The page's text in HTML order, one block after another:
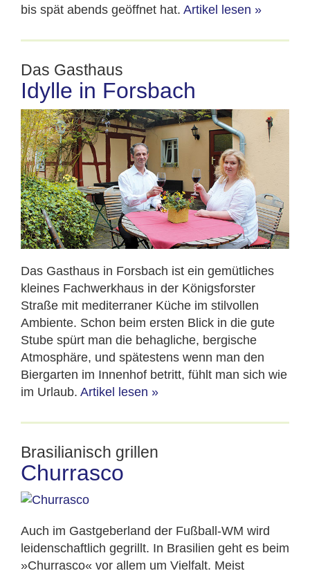
bis spät abends geöffnet hat. Artikel lesen »
Das Gasthaus
Idylle in Forsbach
Das Gasthaus in Forsbach ist ein gemütliches
kleines Fachwerkhaus in der Königsforster
Straße mit mediterraner Küche im stilvollen
Ambiente. Schon beim ersten Blick in die gute
Stube spürt man die behagliche, bergische
Atmosphäre, und spätestens wenn man den
Biergarten im Innenhof betritt, fühlt man sich wie
im Urlaub. Artikel lesen »
Brasilianisch grillen
Churrasco
Auch im Gastgeberland der Fußball-WM wird
leidenschaftlich gegrillt. In Brasilien geht es beim
»Churrasco« vor allem um Vielfalt. Meist